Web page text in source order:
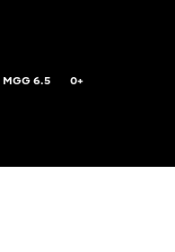
MGG6.5 0+